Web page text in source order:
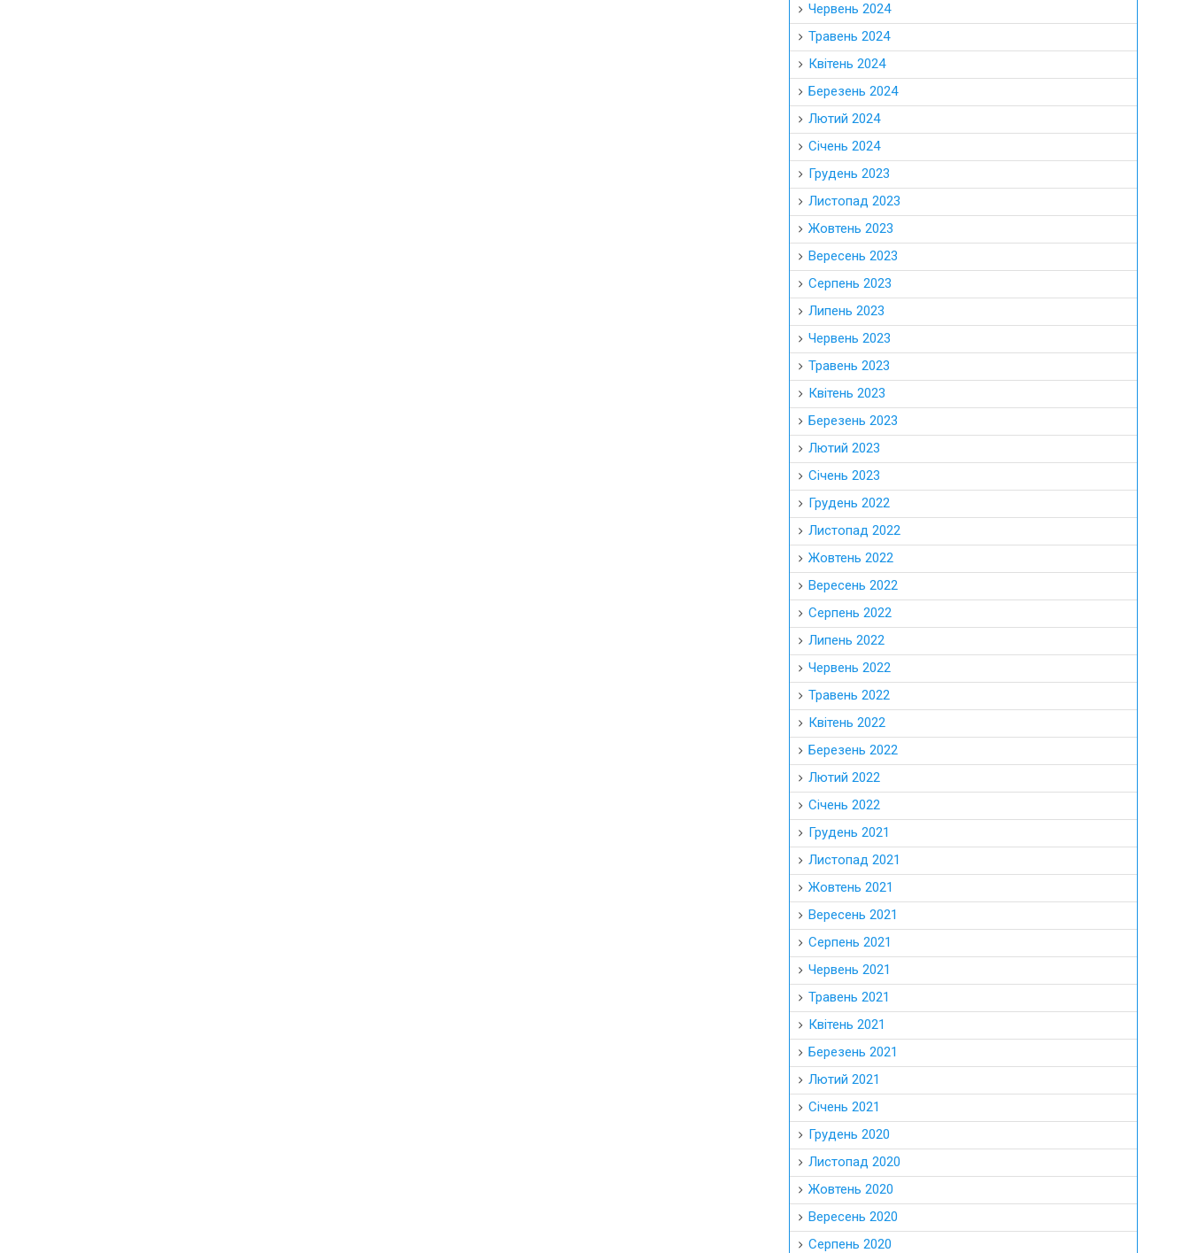
Червень 2024
Травень 2024
Квітень 2024
Березень 2024
Лютий 2024
Січень 2024
Грудень 2023
Листопад 2023
Жовтень 2023
Вересень 2023
Серпень 2023
Липень 2023
Червень 2023
Травень 2023
Квітень 2023
Березень 2023
Лютий 2023
Січень 2023
Грудень 2022
Листопад 2022
Жовтень 2022
Вересень 2022
Серпень 2022
Липень 2022
Червень 2022
Травень 2022
Квітень 2022
Березень 2022
Лютий 2022
Січень 2022
Грудень 2021
Листопад 2021
Жовтень 2021
Вересень 2021
Серпень 2021
Червень 2021
Травень 2021
Квітень 2021
Березень 2021
Лютий 2021
Січень 2021
Грудень 2020
Листопад 2020
Жовтень 2020
Вересень 2020
Серпень 2020